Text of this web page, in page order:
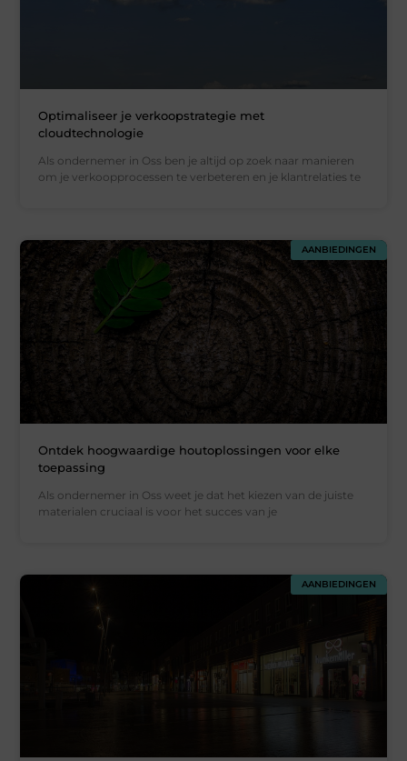
Optimaliseer je verkoopstrategie met
cloudtechnologie
Als ondernemer in Oss ben je altijd op zoek naar manieren
om je verkoopprocessen te verbeteren en je klantrelaties te
AANBIEDINGEN
Ontdek hoogwaardige houtoplossingen voor elke
toepassing
Als ondernemer in Oss weet je dat het kiezen van de juiste
materialen cruciaal is voor het succes van je
AANBIEDINGEN